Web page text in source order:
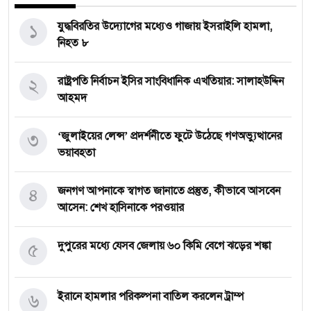
যুদ্ধবিরতির উদ্যোগের মধ্যেও গাজায় ইসরাইলি হামলা,
নিহত ৮
১
রাষ্ট্রপতি নির্বাচন ইসির সাংবিধানিক এখতিয়ার: সালাহউদ্দিন
আহমদ
২
‘জুলাইয়ের লেন্স’ প্রদর্শনীতে ফুটে উঠেছে গণঅভ্যুত্থানের
ভয়াবহতা
৩
জনগণ আপনাকে স্বাগত জানাতে প্রস্তুত, কীভাবে আসবেন
আসেন: শেখ হাসিনাকে পরওয়ার
৪
দুপুরের মধ্যে যেসব জেলায় ৬০ কিমি বেগে ঝড়ের শঙ্কা
৫
ইরানে হামলার পরিকল্পনা বাতিল করলেন ট্রাম্প
৬